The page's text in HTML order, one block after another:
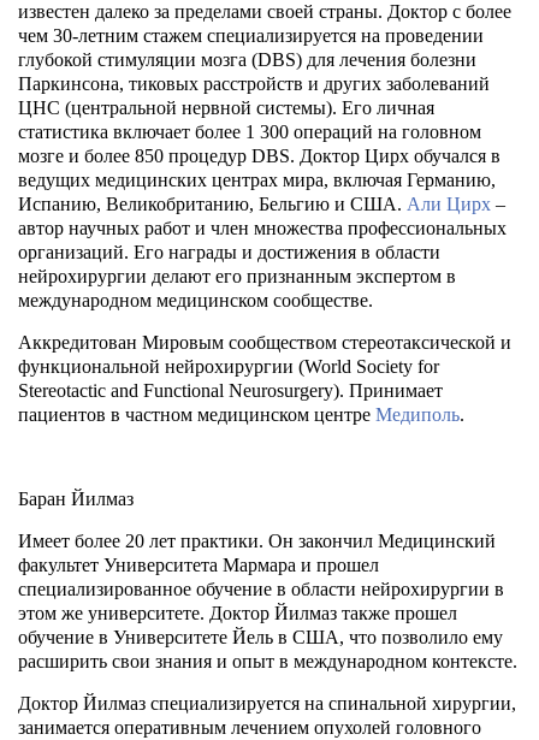
известен далеко за пределами своей страны. Доктор с более
чем 30-летним стажем специализируется на проведении
глубокой стимуляции мозга (DBS) для лечения болезни
Паркинсона, тиковых расстройств и других заболеваний
ЦНС (центральной нервной системы). Его личная
статистика включает более 1 300 операций на головном
мозге и более 850 процедур DBS. Доктор Цирх обучался в
ведущих медицинских центрах мира, включая Германию,
Испанию, Великобританию, Бельгию и США. Али Цирх –
автор научных работ и член множества профессиональных
организаций. Его награды и достижения в области
нейрохирургии делают его признанным экспертом в
международном медицинском сообществе.
Аккредитован Мировым сообществом стереотаксической и
функциональной нейрохирургии (World Society for
Stereotactic and Functional Neurosurgery). Принимает
пациентов в частном медицинском центре Медиполь.
Баран Йилмаз
Имеет более 20 лет практики. Он закончил Медицинский
факультет Университета Мармара и прошел
специализированное обучение в области нейрохирургии в
этом же университете. Доктор Йилмаз также прошел
обучение в Университете Йель в США, что позволило ему
расширить свои знания и опыт в международном контексте.
Доктор Йилмаз специализируется на спинальной хирургии,
занимается оперативным лечением опухолей головного